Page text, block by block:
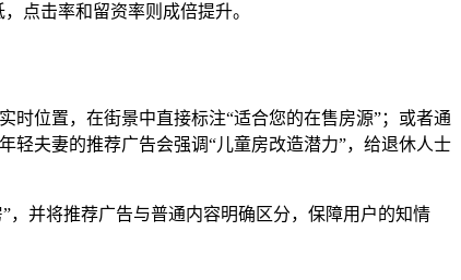
点击率和留资率则成倍提升。
时位置，在街景中直接标注“适合您的在售房源”；或者通
夫妻的推荐广告会强调“儿童房改造潜力”，给退休人士
，并将推荐广告与普通内容明确区分，保障用户的知情